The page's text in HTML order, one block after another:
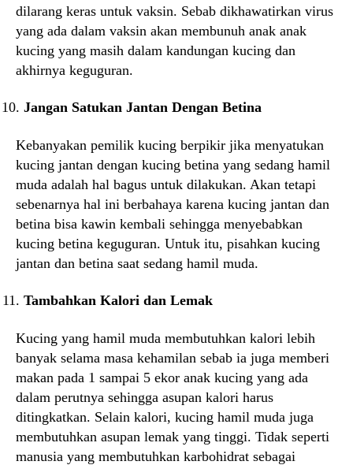
dilarang keras untuk vaksin. Sebab dikhawatirkan virus
yang ada dalam vaksin akan membunuh anak anak
kucing yang masih dalam kandungan kucing dan
akhirnya keguguran.
Jangan Satukan Jantan Dengan Betina
Kebanyakan pemilik kucing berpikir jika menyatukan
kucing jantan dengan kucing betina yang sedang hamil
muda adalah hal bagus untuk dilakukan. Akan tetapi
sebenarnya hal ini berbahaya karena kucing jantan dan
betina bisa kawin kembali sehingga menyebabkan
kucing betina keguguran. Untuk itu, pisahkan kucing
jantan dan betina saat sedang hamil muda.
Tambahkan Kalori dan Lemak
Kucing yang hamil muda membutuhkan kalori lebih
banyak selama masa kehamilan sebab ia juga memberi
makan pada 1 sampai 5 ekor anak kucing yang ada
dalam perutnya sehingga asupan kalori harus
ditingkatkan. Selain kalori, kucing hamil muda juga
membutuhkan asupan lemak yang tinggi. Tidak seperti
manusia yang membutuhkan karbohidrat sebagai